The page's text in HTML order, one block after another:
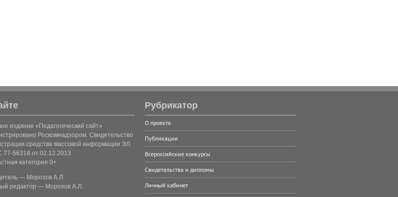
издание «Педагогический сайт»
Роскомнадзором. Свидетельство
средства массовой информации ЭЛ
77-56318 от 02.12.2013.
категория 0+
— Морозов А.Л.
редактор — Морозов А.Л.
Рубрикатор
О проекте
Публикации
Всероссийские конкурсы
Свидетельства и дипломы
Личный кабинет